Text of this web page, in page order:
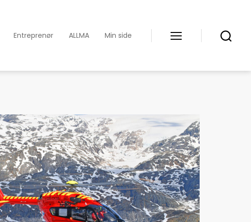
Entreprenør ALLMA Min side